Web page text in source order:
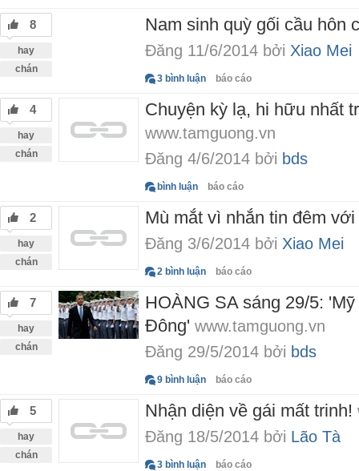
8
hay
chán
Nam sinh quỳ gối cầu hôn
Đăng 11/6/2014 bởi Xiao Mei
3 bình luận báo cáo
4
hay
chán
Chuyện kỳ lạ, hi hữu nhất
www.tamguong.vn
Đăng 4/6/2014 bởi bds
bình luận báo cáo
2
hay
chán
Mù mắt vì nhắn tin đêm
Đăng 3/6/2014 bởi Xiao Mei
2 bình luận báo cáo
7
hay
chán
HOÀNG SA sáng 29/5:
Đông' www.tamguong.vn
Đăng 29/5/2014 bởi bds
9 bình luận báo cáo
5
hay
chán
Nhận diện về gái mất trinh!
Đăng 18/5/2014 bởi Lão Tà
3 bình luận báo cáo